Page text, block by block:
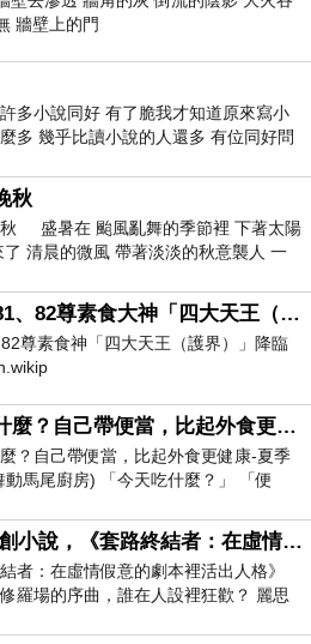
牆壁上的門
多小說同好 有了脆我才知道原來寫小
多 幾乎比讀小說的人還多 有位同好問
她說為什麼高中文學獎的
秋
盛暑在 颱風亂舞的季節裡 下著太陽
了 清晨的微風 帶著淡淡的秋意襲人 一
2026.7.10，第79、80、81、82尊素食大神「四大天王（護界）」降臨寶島台灣（6）
尊素食神「四大天王（護界）」降臨
中午吃什麼？自己帶便當，比起外食更健康-夏季日常。(舞動馬尾廚房)
？自己帶便當，比起外食更健康-夏季
動馬尾廚房) 「今天吃什麼？」 「便
是炒飯？」 每天都在選擇
和AI 共創小說，《套路終結者：在虛情假意的劇本裡活出人格》
結者：在虛情假意的劇本裡活出人格》
羅場的序曲，誰在人設裡狂歡？ 麗思
的總統套房內，燈光昏